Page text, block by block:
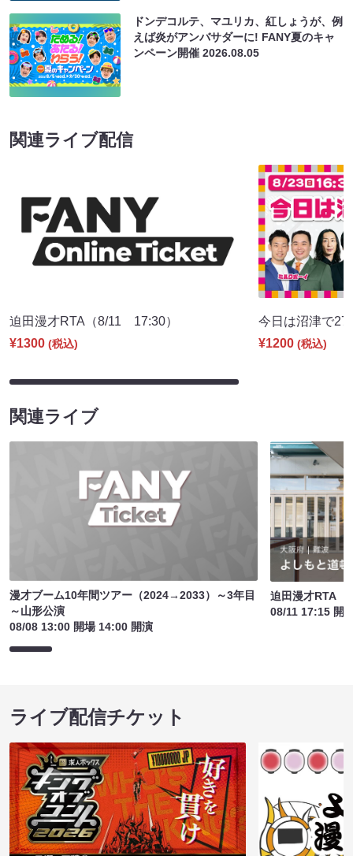
ドンデコルテ、マユリカ、紅しょうが、例
えば炎がアンバサダーに! FANY夏のキャ
ンペーン開催2026.08.05
関連ライブ配信
迫田漫才RTA（8/11 17:30）
¥1300 (税込)
今日は沼津で
¥1200 (税込)
関連ライブ
漫才ブーム10年間ツアー（2024→2033）～3年目
～山形公演
08/08 13:00 開場 14:00 開演
迫田漫才RTA
08/11 17:15 開
ライブ配信チケット